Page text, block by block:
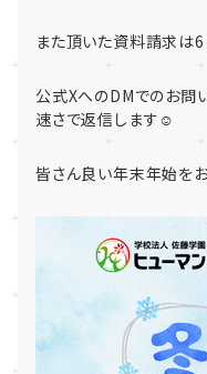
また頂いた資料請求は6
公式XへのDMでのお問
速さで返信します☺
皆さん良い年末年始を